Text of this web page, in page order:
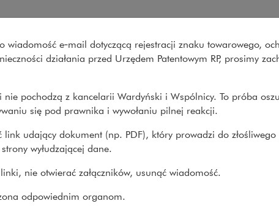
sprawy ekstradycyjne w
Co robimy O nas Nasze
> Opracowania> Na żądanie innego państwa – sprawy...
innego państwa –
ekstradycyjne w Polsce
2022-2024
wiadomość e‑mail dotyczącą rejestracji znaku towarowego,
działania przed Urzędem Patentowym RP, prosimy
nie pochodzą z kancelarii Wardyński i Wspólnicy. To próba
się pod prawnika i wywołaniu pilnej reakcji.
link udający dokument (np. PDF), który prowadzi do złośliwego
wyłudzającej dane.
nie otwierać załączników, usunąć wiadomość.
odpowiednim organom.